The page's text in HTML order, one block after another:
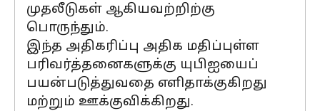
முதலீடுகள் ஆகியவற்றிற்கு
பொருந்தும்.
இந்த அதிகரிப்பு அதிக மதிப்புள்ள
பரிவர்த்தனைகளுக்கு யுபிஐயைப்
பயன்படுத்துவதை எளிதாக்குகிறது
மற்றும் ஊக்குவிக்கிறது.